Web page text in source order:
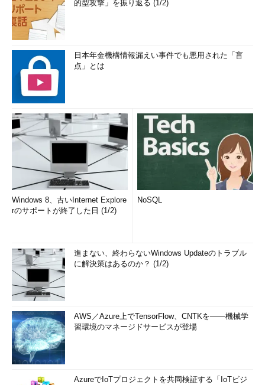
的型攻撃」を振り返る (1/2)
日本年金機構情報漏えい事件でも悪用された「盲
点」とは
Windows 8、古いInternet Explore
rのサポートが終了した日 (1/2)
NoSQL
進まない、終わらないWindows Updateのトラブル
に解決策はあるのか？ (1/2)
AWS／Azure上でTensorFlow、CNTKを――機械学
習環境のマネージドサービスが登場
AzureでIoTプロジェクトを共同検証する「IoTビジ